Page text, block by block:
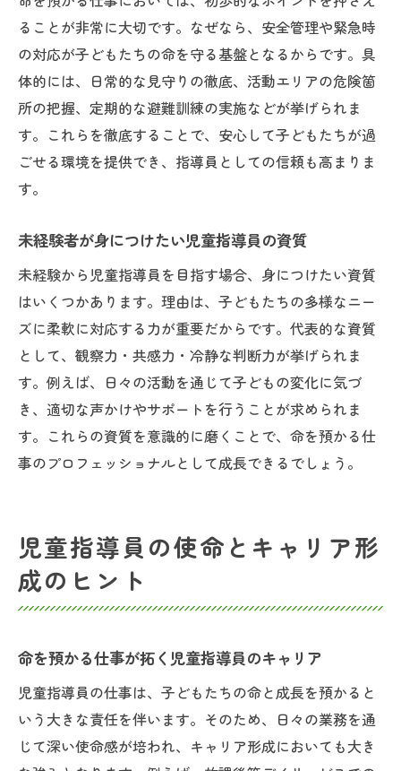
ることが非常に大切です。なぜなら、安全管理や緊急時
の対応が子どもたちの命を守る基盤となるからです。具
体的には、日常的な見守りの徹底、活動エリアの危険箇
所の把握、定期的な避難訓練の実施などが挙げられま
す。これらを徹底することで、安心して子どもたちが過
ごせる環境を提供でき、指導員としての信頼も高まりま
す。
未経験者が身につけたい児童指導員の資質
未経験から児童指導員を目指す場合、身につけたい資質
はいくつかあります。理由は、子どもたちの多様なニー
ズに柔軟に対応する力が重要だからです。代表的な資質
として、観察力・共感力・冷静な判断力が挙げられま
す。例えば、日々の活動を通じて子どもの変化に気づ
き、適切な声かけやサポートを行うことが求められま
す。これらの資質を意識的に磨くことで、命を預かる仕
事のプロフェッショナルとして成長できるでしょう。
児童指導員の使命とキャリア形
成のヒント
命を預かる仕事が拓く児童指導員のキャリア
児童指導員の仕事は、子どもたちの命と成長を預かると
いう大きな責任を伴います。そのため、日々の業務を通
じて深い使命感が培われ、キャリア形成においても大き